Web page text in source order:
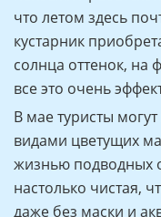
пейзажи
что летом здесь
кустарник
солнца оттенок, на
все это очень
В мае туристы
видами цветущих
жизнью подводных
настолько чистая,